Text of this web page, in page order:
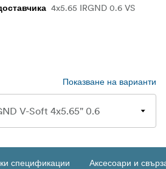
4x5.65 IRGND 0.6 VS
Показване на варианти
спецификации Аксесоари и